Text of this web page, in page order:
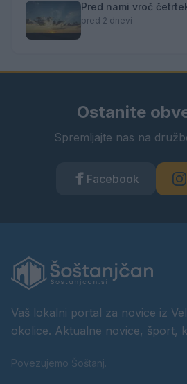
Pred nami vroč
pred 2 dnevi
Ostanite
Spremljajte nas na
Facebook
Vaš lokalni portal za novice iz
okolice. Aktualne novice, šport,
Povezujemo Šoštanj.